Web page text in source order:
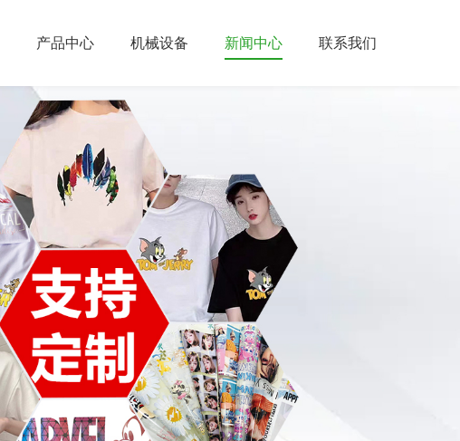
产品中心 机械设备 新闻中心 联系我们